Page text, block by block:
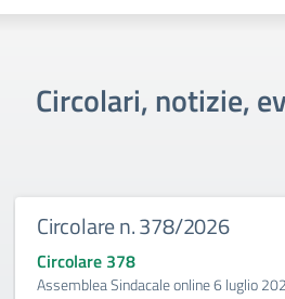
Circolari, notizie,
Circolare n. 378/2026
Circolare 378
Assemblea Sindacale online 6 luglio